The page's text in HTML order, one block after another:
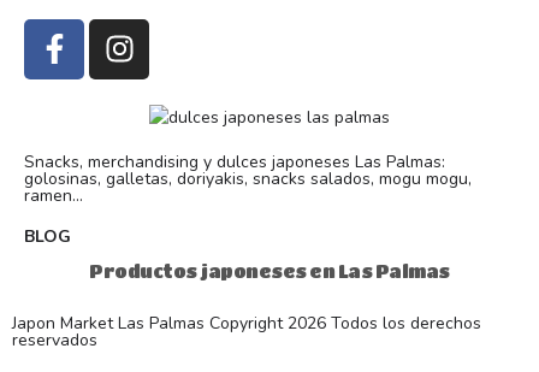
Snacks, merchandising y dulces japoneses Las Palmas:
golosinas, galletas, doriyakis, snacks salados, mogu mogu,
ramen...
BLOG
Productos japoneses en Las Palmas
Japon Market Las Palmas Copyright 2026 Todos los derechos
reservados